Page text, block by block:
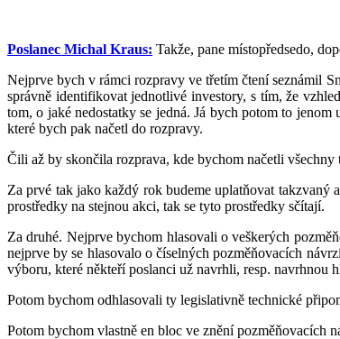
Poslanec Michal Kraus: Takže, pane místopředsedo,
Nejprve bych v rámci rozpravy ve třetím čtení seznámil
správně identifikovat jednotlivé investory, s tím, že
tom, o jaké nedostatky se jedná. Já bych potom to
které bych pak načetl do rozpravy.
Čili až by skončila rozprava, kde bychom načetli
Za prvé tak jako každý rok budeme uplatňovat
prostředky na stejnou akci, tak se tyto prostředky sčítají.
Za druhé. Nejprve bychom hlasovali o veškerých
nejprve by se hlasovalo o číselných pozměňovacích
výboru, které někteří poslanci už navrhli, resp. navrhnou
Potom bychom odhlasovali ty legislativně technické
Potom bychom vlastně en bloc ve znění pozměňovacích